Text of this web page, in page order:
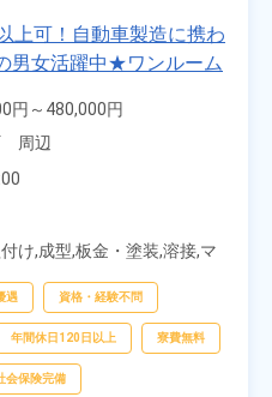
上可！自動車製造に携わ
男女活躍中★ワンルーム
無料駐車場あり！赴任旅
日払いあり！土日休
福岡県京都郡苅田町》
円～480,000円
1,900円
周辺
け,成型,板金・塗装,溶接,マ
遇 資格・経験不問
年間休日120日以上 寮費無料
会保険完備